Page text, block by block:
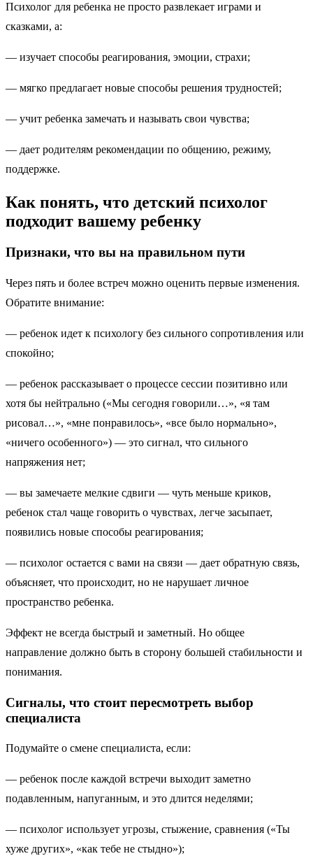
Психолог для ребенка не просто развлекает играми и
сказками, а:
— изучает способы реагирования, эмоции, страхи;
— мягко предлагает новые способы решения трудностей;
— учит ребенка замечать и называть свои чувства;
— дает родителям рекомендации по общению, режиму,
поддержке.
Как понять, что детский психолог
подходит вашему ребенку
Признаки, что вы на правильном пути
Через пять и более встреч можно оценить первые изменения.
Обратите внимание:
— ребенок идет к психологу без сильного сопротивления или
спокойно;
— ребенок рассказывает о процессе сессии позитивно или
хотя бы нейтрально («Мы сегодня говорили…», «я там
рисовал…», «мне понравилось», «все было нормально»,
«ничего особенного») — это сигнал, что сильного
напряжения нет;
— вы замечаете мелкие сдвиги — чуть меньше криков,
ребенок стал чаще говорить о чувствах, легче засыпает,
появились новые способы реагирования;
— психолог остается с вами на связи — дает обратную связь,
объясняет, что происходит, но не нарушает личное
пространство ребенка.
Эффект не всегда быстрый и заметный. Но общее
направление должно быть в сторону большей стабильности и
понимания.
Сигналы, что стоит пересмотреть выбор
специалиста
Подумайте о смене специалиста, если:
— ребенок после каждой встречи выходит заметно
подавленным, напуганным, и это длится неделями;
— психолог использует угрозы, стыжение, сравнения («Ты
хуже других», «как тебе не стыдно»);